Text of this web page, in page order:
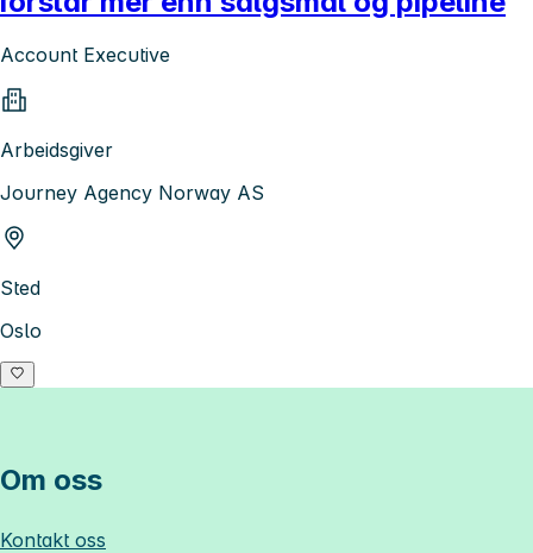
Account Executive
Arbeidsgiver
Journey Agency Norway AS
Sted
Oslo
Om oss
Kontakt oss